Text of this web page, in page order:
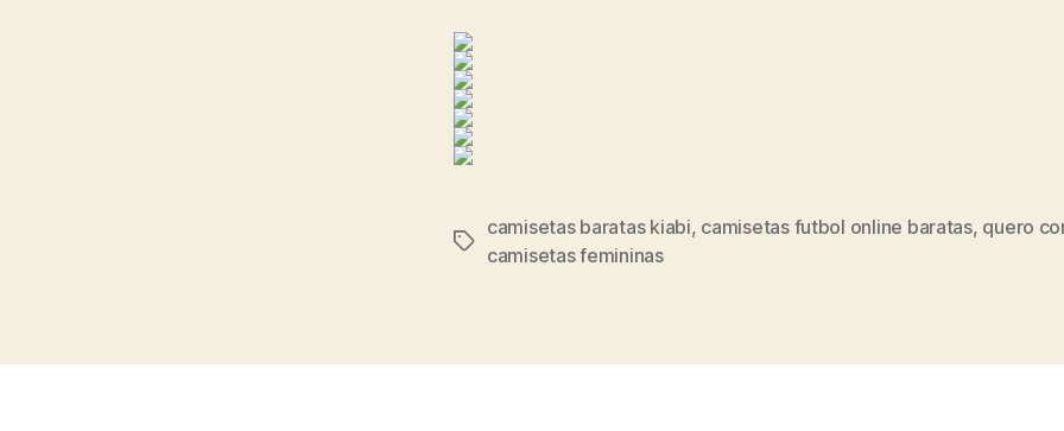
Etiquetas
camisetas baratas kiabi, camisetas futbol online baratas, quero
camisetas femininas